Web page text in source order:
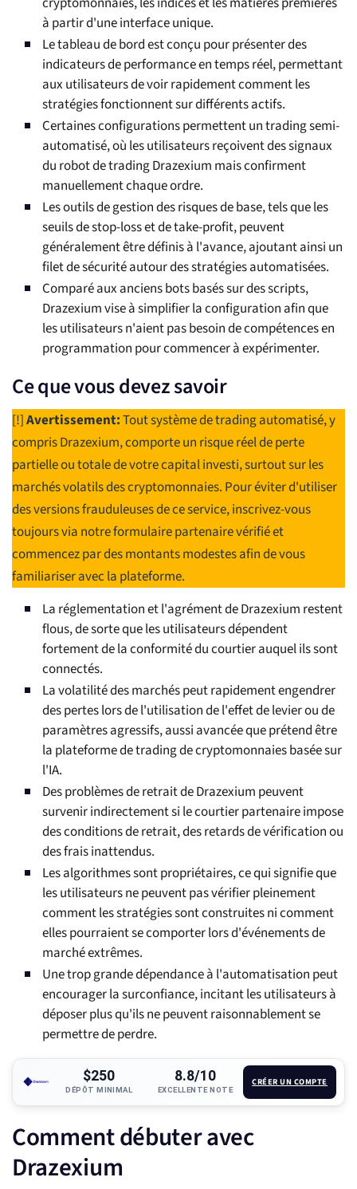
à partir d'une interface unique.
Le tableau de bord est conçu pour présenter des
indicateurs de performance en temps réel, permettant
aux utilisateurs de voir rapidement comment les
stratégies fonctionnent sur différents actifs.
Certaines configurations permettent un trading semi-
automatisé, où les utilisateurs reçoivent des signaux
du robot de trading Drazexium mais confirment
manuellement chaque ordre.
Les outils de gestion des risques de base, tels que les
seuils de stop-loss et de take-profit, peuvent
généralement être définis à l'avance, ajoutant ainsi un
filet de sécurité autour des stratégies automatisées.
Comparé aux anciens bots basés sur des scripts,
Drazexium vise à simplifier la configuration afin que
les utilisateurs n'aient pas besoin de compétences en
programmation pour commencer à expérimenter.
Ce que vous devez savoir
[!]Avertissement:Tout système de trading automatisé, y
compris Drazexium, comporte un risque réel de perte
partielle ou totale de votre capital investi, surtout sur les
marchés volatils des cryptomonnaies. Pour éviter d'utiliser
des versions frauduleuses de ce service, inscrivez-vous
toujours via notre formulaire partenaire vérifié et
commencez par des montants modestes afin de vous
familiariser avec la plateforme.
La réglementation et l'agrément de Drazexium restent
flous, de sorte que les utilisateurs dépendent
fortement de la conformité du courtier auquel ils sont
connectés.
La volatilité des marchés peut rapidement engendrer
des pertes lors de l'utilisation de l'effet de levier ou de
paramètres agressifs, aussi avancée que prétend être
la plateforme de trading de cryptomonnaies basée sur
l'IA.
Des problèmes de retrait de Drazexium peuvent
survenir indirectement si le courtier partenaire impose
des conditions de retrait, des retards de vérification ou
des frais inattendus.
Les algorithmes sont propriétaires, ce qui signifie que
les utilisateurs ne peuvent pas vérifier pleinement
comment les stratégies sont construites ni comment
elles pourraient se comporter lors d'événements de
marché extrêmes.
Une trop grande dépendance à l'automatisation peut
encourager la surconfiance, incitant les utilisateurs à
déposer plus qu'ils ne peuvent raisonnablement se
permettre de perdre.
$250
DÉPÔT MINIMAL
8.8/10
EXCELLENTE NOTE
CRÉER UN COMPTE
Comment débuter avec
Drazexium